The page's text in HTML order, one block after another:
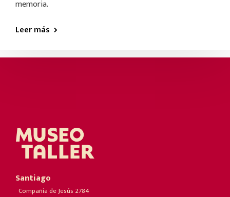
memoria.
Leer más
Santiago
Compañía de Jesús 2784